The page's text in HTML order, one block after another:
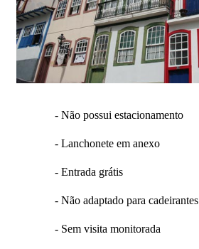
- Não possui estacionamento
- Lanchonete em anexo
- Entrada grátis
- Não adaptado para cadeirantes
- Sem visita monitorada